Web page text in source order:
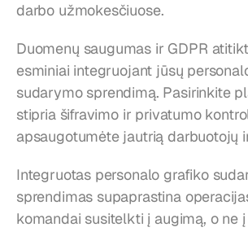
darbo užmokesčiuose.
Duomenų saugumas ir GDPR
esminiai integruojant jūsų
sudarymo sprendimą. Pasirinkite
stipria šifravimo ir privatumo
apsaugotumėte jautrią darbuotojų
Integruotas personalo grafiko
sprendimas supaprastina
komandai susitelkti į augimą, o ne